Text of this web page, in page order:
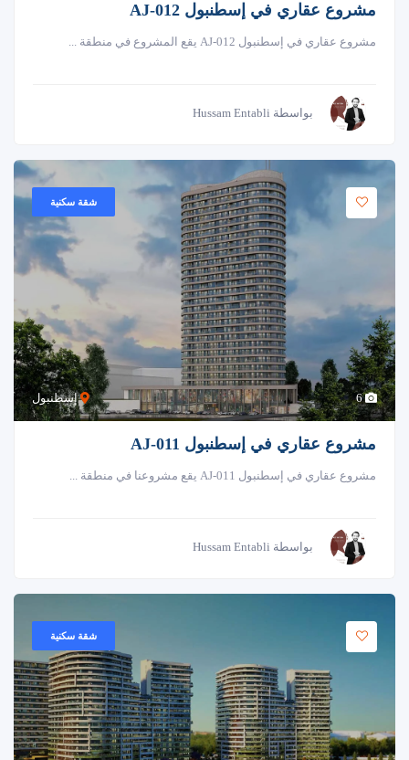
مشروع عقاري في إسطنبول AJ-012
مشروع عقاري في إسطنبول AJ-012 يقع المشروع في منطقة ...
بواسطة Hussam Entabli
إسطنبول
شقة سكنية
6
مشروع عقاري في إسطنبول AJ-011
مشروع عقاري في إسطنبول AJ-011 يقع مشروعنا في منطقة ...
بواسطة Hussam Entabli
شقة سكنية